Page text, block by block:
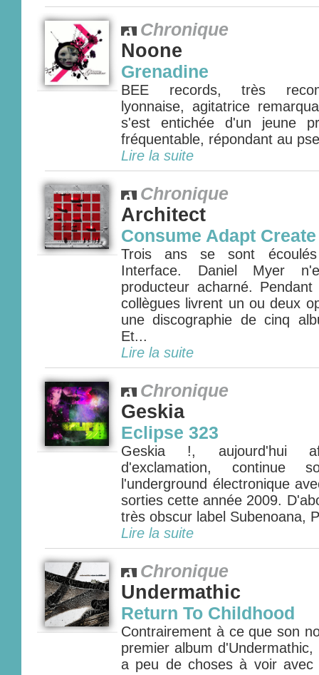
Chronique
Noone
Grenadine
BEE records, très
lyonnaise, agitatrice
s'est entichée d'un jeune
fréquentable, répondant au
Lire la suite
Chronique
Architect
Consume Adapt Create
Trois ans se sont
Interface. Daniel Myer
producteur acharné.
collègues livrent un ou deux
une discographie de cinq
Et...
Lire la suite
Chronique
Geskia
Eclipse 323
Geskia !, aujourd'hui
d'exclamation, continue
l'underground électronique
sorties cette année 2009.
très obscur label Subenoana,
Lire la suite
Chronique
Undermathic
Return To Childhood
Contrairement à ce que son
premier album
a peu de choses à voir avec